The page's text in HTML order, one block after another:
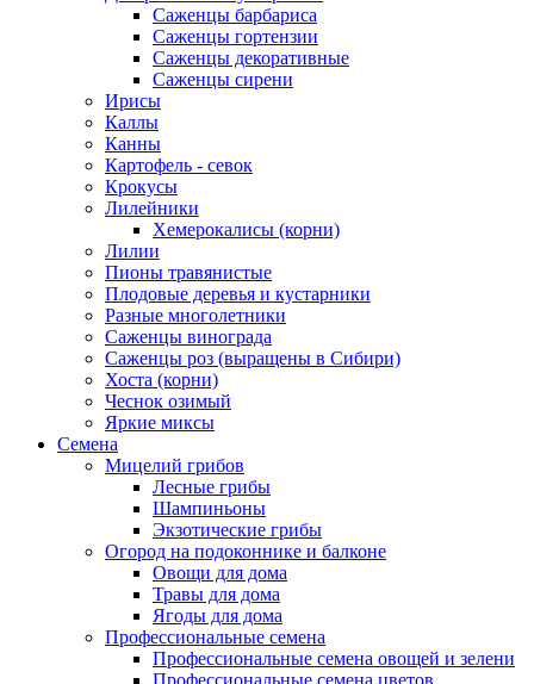
Саженцы барбариса
Саженцы гортензии
Саженцы декоративные
Саженцы сирени
Ирисы
Каллы
Канны
Картофель - севок
Крокусы
Лилейники
Хемерокалисы (корни)
Лилии
Пионы травянистые
Плодовые деревья и кустарники
Разные многолетники
Саженцы винограда
Саженцы роз (выращены в Сибири)
Хоста (корни)
Чеснок озимый
Яркие миксы
Семена
Мицелий грибов
Лесные грибы
Шампиньоны
Экзотические грибы
Огород на подоконнике и балконе
Овощи для дома
Травы для дома
Ягоды для дома
Профессиональные семена
Профессиональные семена овощей и зелени
Профессиональные семена цветов